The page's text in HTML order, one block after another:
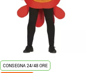
CONSEGNA 24/48 ORE